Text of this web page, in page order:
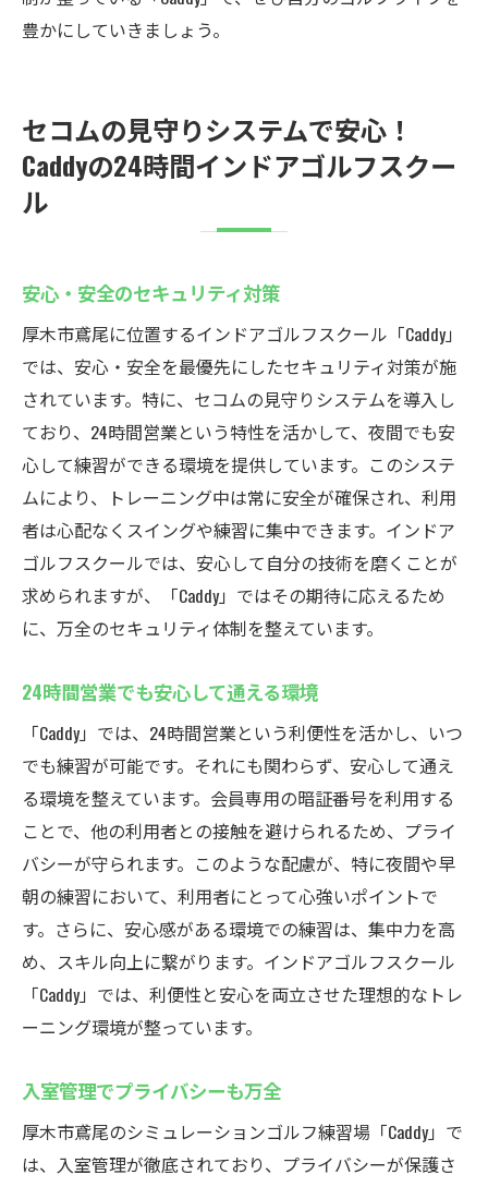
豊かにしていきましょう。
セコムの見守りシステムで安心！
Caddyの24時間インドアゴルフスクー
ル
安心・安全のセキュリティ対策
厚木市鳶尾に位置するインドアゴルフスクール「Caddy」
では、安心・安全を最優先にしたセキュリティ対策が施
されています。特に、セコムの見守りシステムを導入し
ており、24時間営業という特性を活かして、夜間でも安
心して練習ができる環境を提供しています。このシステ
ムにより、トレーニング中は常に安全が確保され、利用
者は心配なくスイングや練習に集中できます。インドア
ゴルフスクールでは、安心して自分の技術を磨くことが
求められますが、「Caddy」ではその期待に応えるため
に、万全のセキュリティ体制を整えています。
24時間営業でも安心して通える環境
「Caddy」では、24時間営業という利便性を活かし、いつ
でも練習が可能です。それにも関わらず、安心して通え
る環境を整えています。会員専用の暗証番号を利用する
ことで、他の利用者との接触を避けられるため、プライ
バシーが守られます。このような配慮が、特に夜間や早
朝の練習において、利用者にとって心強いポイントで
す。さらに、安心感がある環境での練習は、集中力を高
め、スキル向上に繋がります。インドアゴルフスクール
「Caddy」では、利便性と安心を両立させた理想的なトレ
ーニング環境が整っています。
入室管理でプライバシーも万全
厚木市鳶尾のシミュレーションゴルフ練習場「Caddy」で
は、入室管理が徹底されており、プライバシーが保護さ